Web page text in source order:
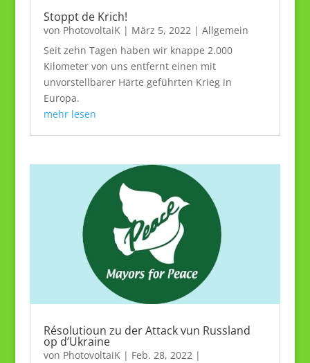
Stoppt de Krich!
von PhotovoltaiK | März 5, 2022 | Allgemein
Seit zehn Tagen haben wir knappe 2.000
Kilometer von uns entfernt einen mit
unvorstellbarer Härte geführten Krieg in
Europa.
mehr lesen
Résolutioun zu der Attack vun Russland
op d’Ukraine
von PhotovoltaiK| Feb. 28, 2022|